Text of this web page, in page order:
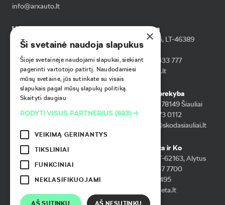
info@arxauto.lt
UAB Motus auto
Ukmergės g. 286, Vilnius
Tel.:+370 6 533 3455
+370 5 231 2659
skoda@motusauto.lt
UAB Baltieva
Veiverių g. 145, LT-46389
Kaunas
Tel.:+370 37 333 777
info@baltieva.lt
UAB Hokla
Šilutės pl. 19, 91107 Klaipėda
Tel.:+370 6 406 0000
UAB Igtisos prekyba
Išradėjų g. 16, 78149 Šiauliai
Tel.: +370 6 873 0112
automobiliai@skodasiauliai.lt
UAB Atra
Panevėžys
Tel.:+370 4 550 3671
UAB Autodeta ir Ko
Alovės g.5a LT-62163, Alytus
+370 3 157 7700
+370 6 455 5495
skoda@autodeta.lt
×
Ši svetainė naudoja slapukus
Šioje svetainėje naudojami slapukai, siekiant
pagerinti vartotojo patirtį. Naudodamiesi
mūsų svetaine, jūs sutinkate su visais
slapukais pagal mūsų slapukų politiką.
Skaityti daugiau
RODYTI VISUS PARTNERIUS (893) →
VEIKIMĄ GERINANTYS
TIKSLINIAI
FUNKCINIAI
NEKLASIFIKUOJAMI
AŠ SUTINKU AŠ NESUTINKU